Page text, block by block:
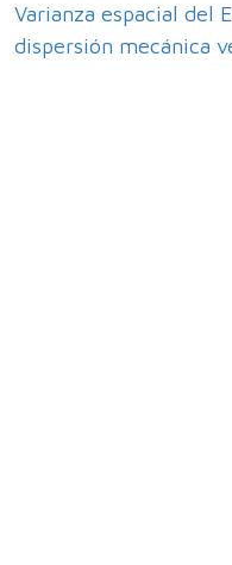
Varianza espacial del
dispersión mecánica